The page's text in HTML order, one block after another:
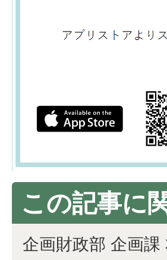
この記事に
企画財政部 企画課